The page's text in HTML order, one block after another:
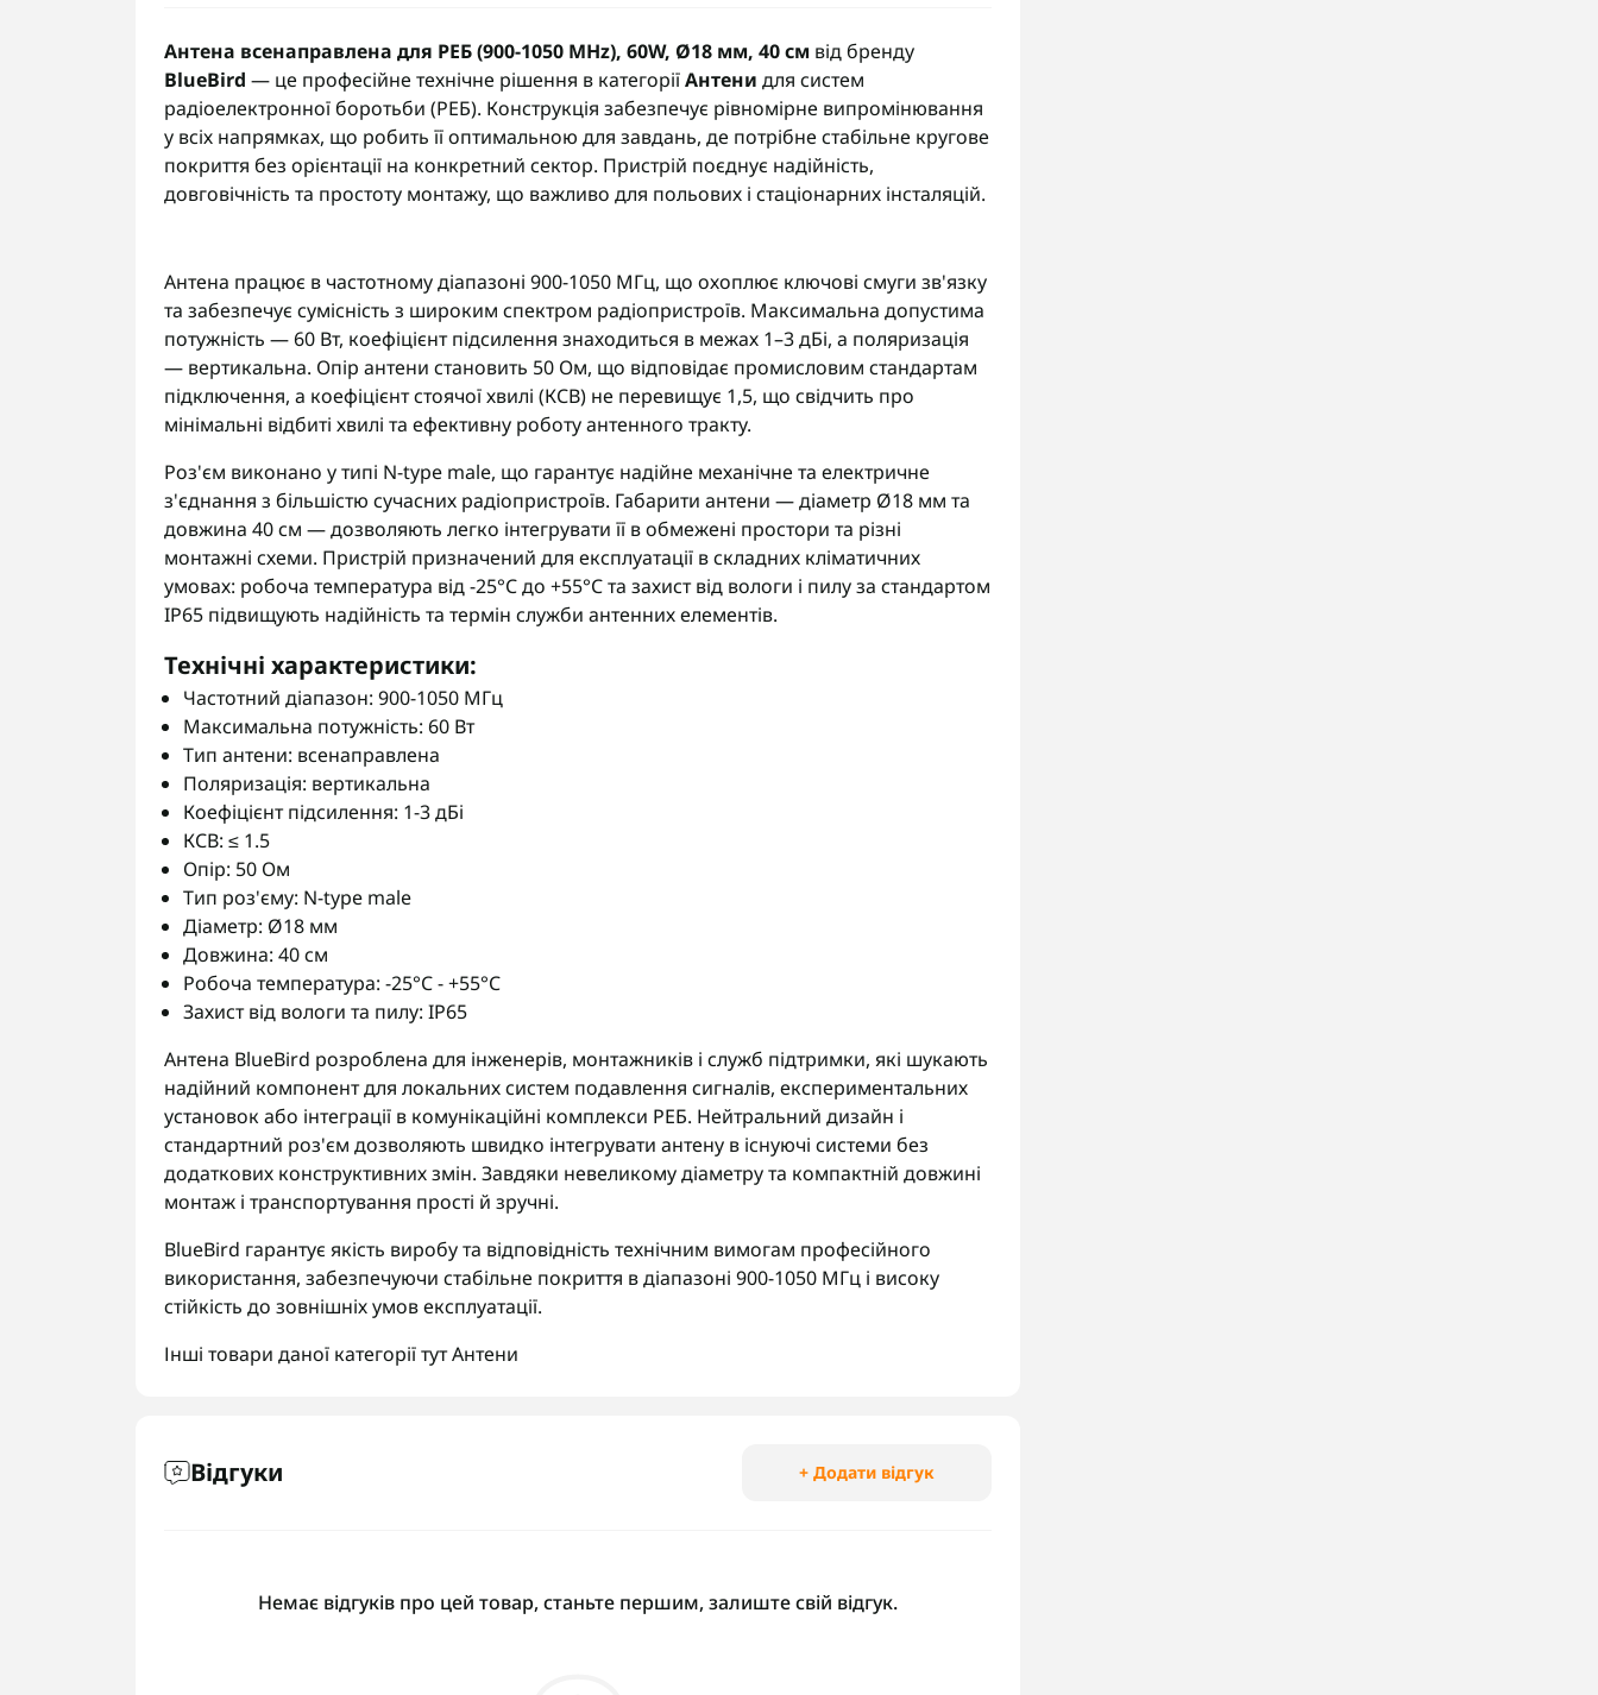
Антена всенаправлена для РЕБ (900-1050 MHz), 60W, Ø18 мм, 40 см від бренду
BlueBird — це професійне технічне рішення в категоріїАнтени для систем
радіоелектронної боротьби (РЕБ). Конструкція забезпечує рівномірне випромінювання
у всіх напрямках, що робить її оптимальною для завдань, де потрібне стабільне кругове
покриття без орієнтації на конкретний сектор. Пристрій поєднує надійність,
довговічність та простоту монтажу, що важливо для польових і стаціонарних інсталяцій.
Антена працює в частотному діапазоні 900-1050 МГц, що охоплює ключові смуги зв'язку
та забезпечує сумісність з широким спектром радіопристроїв. Максимальна допустима
потужність — 60 Вт, коефіцієнт підсилення знаходиться в межах 1–3 дБі, а поляризація
— вертикальна. Опір антени становить 50 Ом, що відповідає промисловим стандартам
підключення, а коефіцієнт стоячої хвилі (КСВ) не перевищує 1,5, що свідчить про
мінімальні відбиті хвилі та ефективну роботу антенного тракту.
Роз'єм виконано у типі N-type male, що гарантує надійне механічне та електричне
з'єднання з більшістю сучасних радіопристроїв. Габарити антени — діаметр Ø18 мм та
довжина 40 см — дозволяють легко інтегрувати її в обмежені простори та різні
монтажні схеми. Пристрій призначений для експлуатації в складних кліматичних
умовах: робоча температура від -25°C до +55°C та захист від вологи і пилу за стандартом
IP65 підвищують надійність та термін служби антенних елементів.
Технічні характеристики:
Частотний діапазон: 900-1050 МГц
Максимальна потужність: 60 Вт
Тип антени: всенаправлена
Поляризація: вертикальна
Коефіцієнт підсилення: 1-3 дБі
КСВ: ≤ 1.5
Опір: 50 Ом
Тип роз'єму: N-type male
Діаметр: Ø18 мм
Довжина: 40 см
Робоча температура: -25°C - +55°C
Захист від вологи та пилу: IP65
Антена BlueBird розроблена для інженерів, монтажників і служб підтримки, які шукають
надійний компонент для локальних систем подавлення сигналів, експериментальних
установок або інтеграції в комунікаційні комплекси РЕБ. Нейтральний дизайн і
стандартний роз'єм дозволяють швидко інтегрувати антену в існуючі системи без
додаткових конструктивних змін. Завдяки невеликому діаметру та компактній довжині
монтаж і транспортування прості й зручні.
BlueBird гарантує якість виробу та відповідність технічним вимогам професійного
використання, забезпечуючи стабільне покриття в діапазоні 900-1050 МГц і високу
стійкість до зовнішніх умов експлуатації.
Інші товари даної категорії тутАнтени
Відгуки + Додати відгук
Немає відгуків про цей товар, станьте першим, залиште свій відгук.